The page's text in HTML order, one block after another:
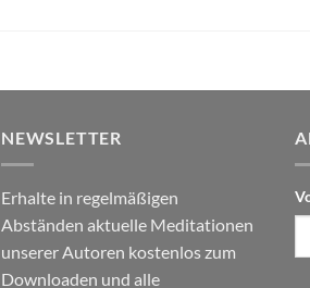
NEWSLETTER
Erhalte in regelmäßigen
Abständen aktuelle Meditationen
unserer Autoren kostenlos zum
Downloaden und alle